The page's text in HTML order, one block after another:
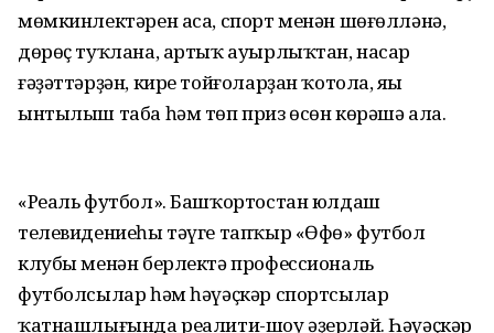
мөмкинлектәрен аса, спорт менән шөғөлләнә,
дөрөҫ туҡлана, артыҡ ауырлыҡтан, насар
ғәҙәттәрҙән, кире тойғоларҙан ҡотола, яңы
ынтылыш таба һәм төп приз өсөн көрәшә ала.
«Реаль футбол». Башҡортостан юлдаш
телевидениеһы тәүге тапҡыр «Өфө» футбол
клубы менән берлектә профессиональ
футболсылар һәм һәүәҫкәр спортсылар
ҡатнашлығында реалити-шоу әҙерләй. Һәүәҫкәр